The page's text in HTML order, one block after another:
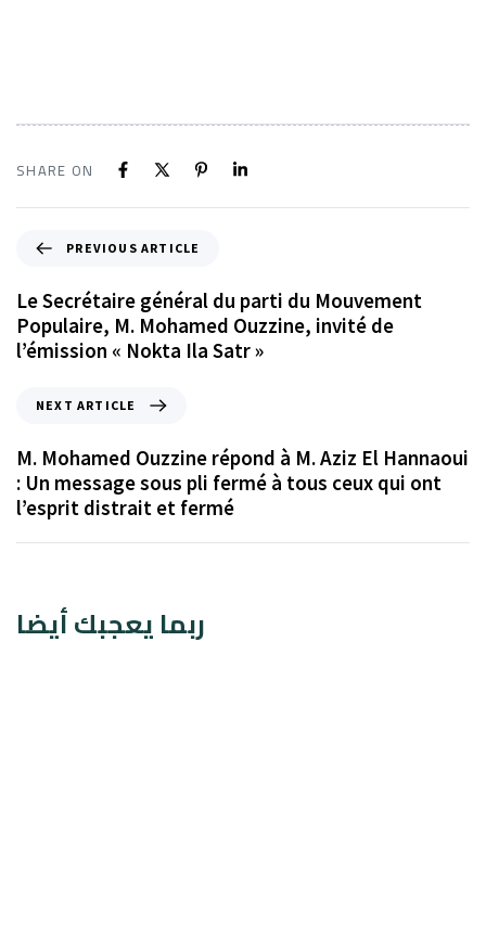
SHARE ON
PREVIOUS ARTICLE
Le Secrétaire général du parti du Mouvement
Populaire, M. Mohamed Ouzzine, invité de
l’émission « Nokta Ila Satr »
NEXT ARTICLE
M. Mohamed Ouzzine répond à M. Aziz El Hannaoui
: Un message sous pli fermé à tous ceux qui ont
l’esprit distrait et fermé
ربما يعجبك أيضا